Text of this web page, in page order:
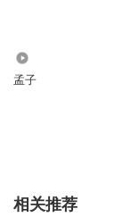
孟子
相关推荐